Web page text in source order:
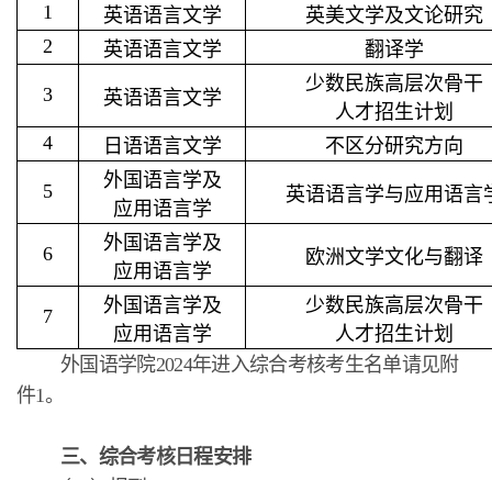
1
英语语言文学
英美文学及文论研究
2
英语语言文学 翻译学
3 英语语言文学
少数民族高层次骨干
人才招生计划
4
日语语言文学 不区分研究方向
5
外国语言学及
应用语言学
英语语言学与应用语言
6
外国语言学及
应用语言学
欧洲文学文化与翻译
7
外国语言学及
应用语言学
少数民族高层次骨干
人才招生计划
外国语学院2024年进入综合考核考生名单请见附
件1。
三、综合考核日程安排